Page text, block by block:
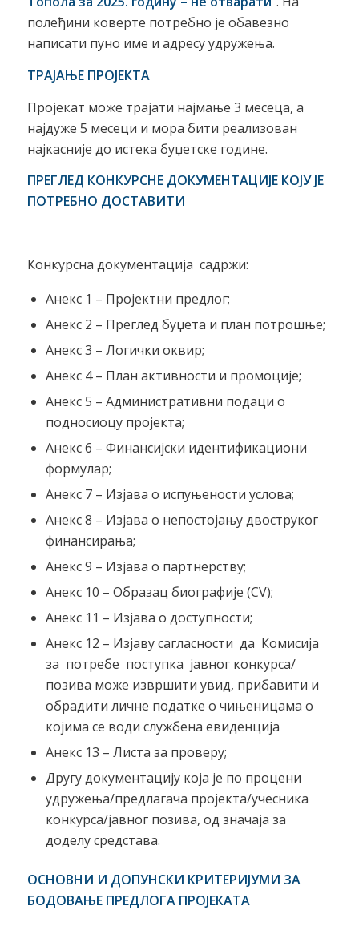
полеђини коверте потребно је обавезно
написати пуно име и адресу удружења.
ТРАЈАЊЕ ПРОЈЕКТА
Пројекат може трајати најмање 3 месеца, а
најдуже 5 месеци и мора бити реализован
најкасније до истека буџетске године.
ПРЕГЛЕД КОНКУРСНЕ ДОКУМЕНТАЦИЈЕ КОЈУ ЈЕ
ПОТРЕБНО ДОСТАВИТИ
Конкурсна документација садржи:
Анекс 1 – Пројектни предлог;
Анекс 2 – Преглед буџета и план потрошње;
Анекс 3 – Логички оквир;
Анекс 4 – План активности и промоције;
Анекс 5 – Административни подаци о
подносиоцу пројекта;
Анекс 6 – Финансијски идентификациони
формулар;
Анекс 7 – Изјава о испуњености услова;
Анекс 8 – Изјава о непостојању двоструког
финансирања;
Анекс 9 – Изјава о партнерству;
Анекс 10 – Образац биографије (CV);
Анекс 11 – Изјава о доступности;
Анекс 12 – Изјаву сагласности да Комисија
за потребе поступка јавног конкурса/
позива може извршити увид, прибавити и
обрадити личне податке о чињеницама о
којима се води службена евиденција
Анекс 13 – Листа за проверу;
Другу документацију која је по процени
удружења/предлагача пројекта/учесника
конкурса/јавног позива, од значаја за
доделу средстава.
ОСНОВНИ И ДОПУНСКИ КРИТЕРИЈУМИ ЗА
БОДОВАЊЕ ПРЕДЛОГА ПРОЈЕКАТА